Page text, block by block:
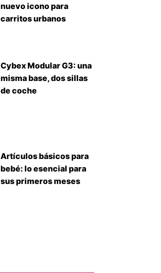
nuevo icono para
carritos urbanos
Cybex Modular G3: una
misma base, dos sillas
de coche
Artículos básicos para
bebé: lo esencial para
sus primeros meses